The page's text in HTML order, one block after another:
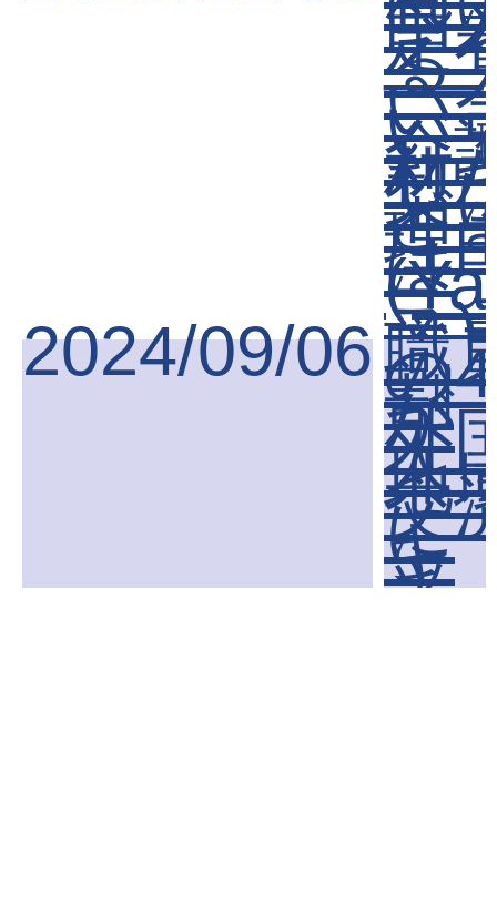
国
定
る
──
い
い
介
材
梨
ど
理
は
ニ
ス)
2024/09/06職
の4
割
が
外
地
交
に
キ
ッ
チ